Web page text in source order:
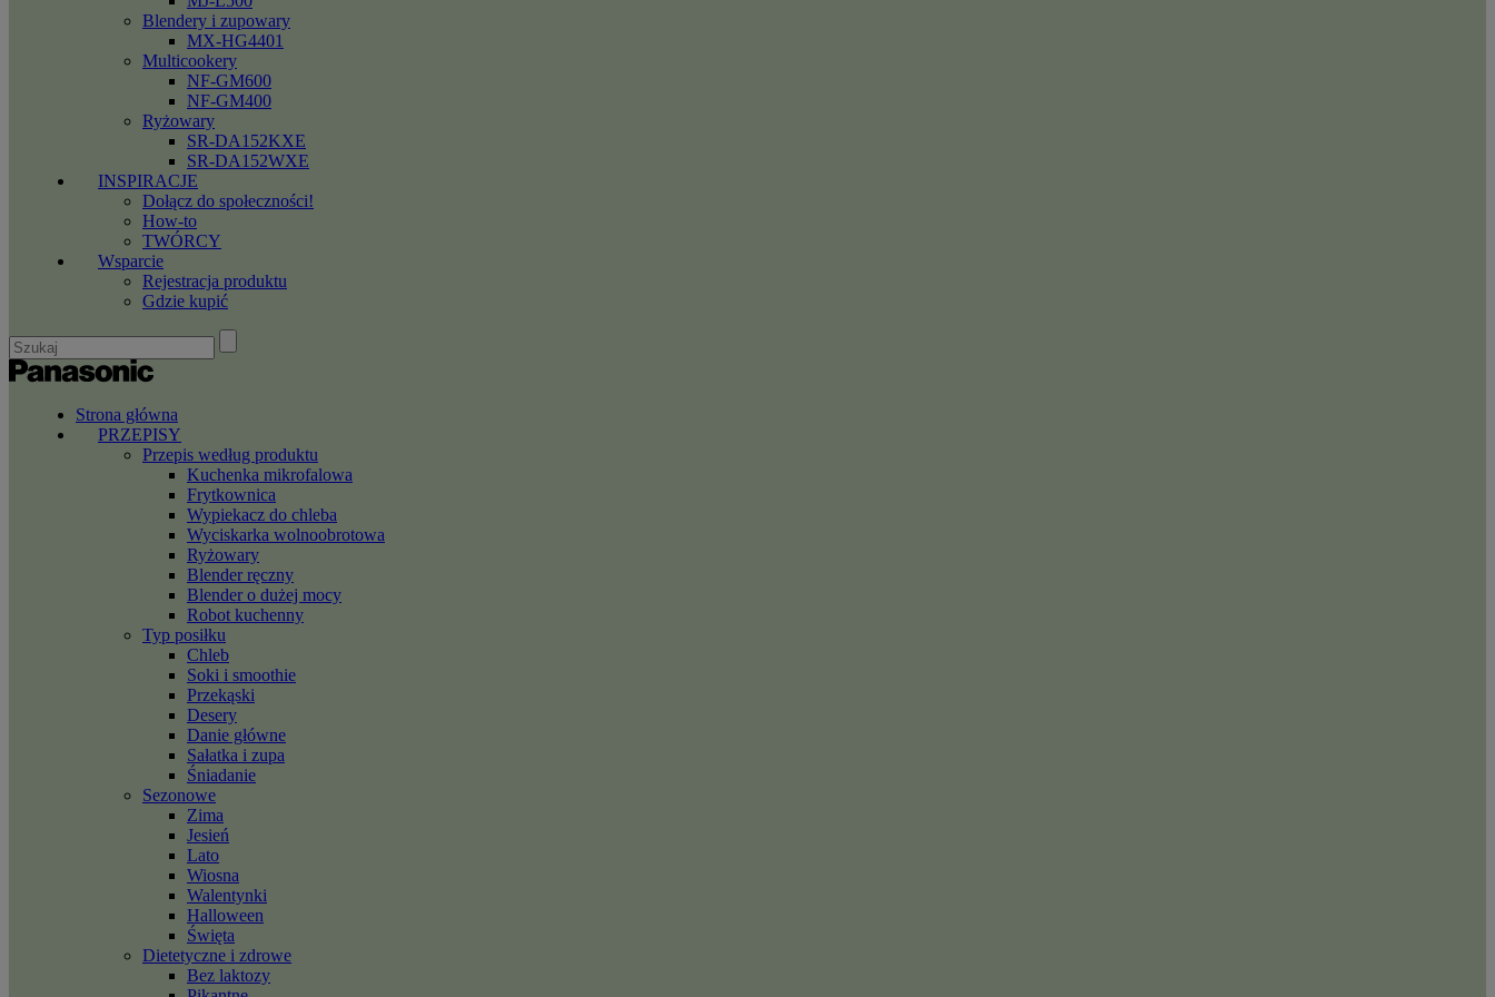
Blendery i zupowary
MX-HG4401
Multicookery
NF-GM600
NF-GM400
Ryżowary
SR-DA152KXE
SR-DA152WXE
INSPIRACJE
Dołącz do społeczności!
How-to
TWÓRCY
Wsparcie
Rejestracja produktu
Gdzie kupić
Strona główna
PRZEPISY
Przepis według produktu
Kuchenka mikrofalowa
Frytkownica
Wypiekacz do chleba
Wyciskarka wolnoobrotowa
Ryżowary
Blender ręczny
Blender o dużej mocy
Robot kuchenny
Typ posiłku
Chleb
Soki i smoothie
Przekąski
Desery
Danie główne
Sałatka i zupa
Śniadanie
Sezonowe
Zima
Jesień
Lato
Wiosna
Walentynki
Halloween
Święta
Dietetyczne i zdrowe
Bez laktozy